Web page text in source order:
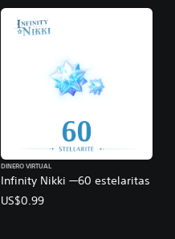
Infinity Nikki —60 estelaritas
DINERO VIRTUAL
US$0.99